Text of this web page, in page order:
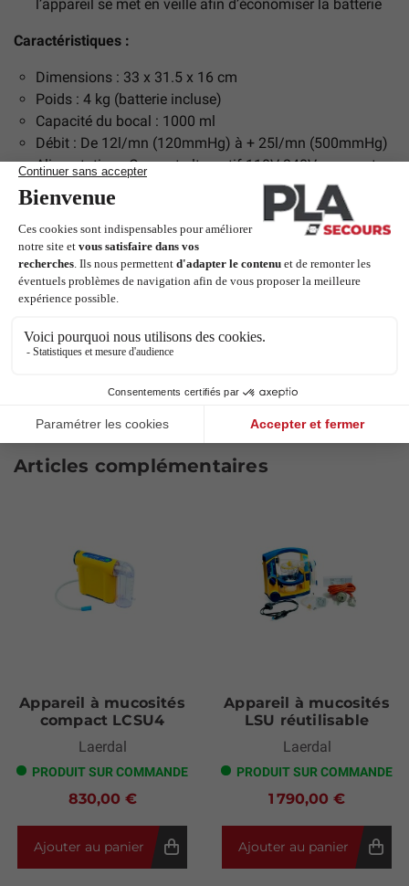
l’appareil se met en veille afin d’économiser la batterie
Caractéristiques :
Dimensions : 33 x 31.5 x 16 cm
Poids : 4 kg (batterie incluse)
Capacité du bocal : 1000 ml
Débit : De 12l/mn (120mmHg) à + 25l/mn (500mmHg)
Alimentation : Courant alternatif 110V-240V ; courant
continu 12-28V
Batterie : amovible plomb-acide (12V 2.0Ah)
Bocal SERRES : de 45 mn (+ 500mmHg)
Haute performance : débit 25 l/mm pour un réglage de
+500 mmHg
Livré avec : Cordon d’alimentation secteur et courant
Garantie 6 mois
Articles complémentaires
Appareil à mucosités
compact LCSU4
Laerdal
PRODUIT SUR COMMANDE
830,00 €
Ajouter au panier
Appareil à mucosités
LSU réutilisable
Laerdal
PRODUIT SUR COMMANDE
1 790,00 €
Ajouter au panier